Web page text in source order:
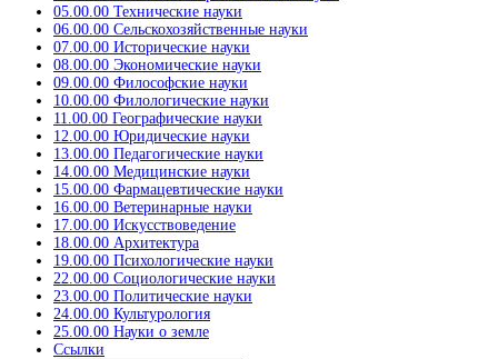
05.00.00 Технические науки
06.00.00 Сельскохозяйственные науки
07.00.00 Исторические науки
08.00.00 Экономические науки
09.00.00 Философские науки
10.00.00 Филологические науки
11.00.00 Географические науки
12.00.00 Юридические науки
13.00.00 Педагогические науки
14.00.00 Медицинские науки
15.00.00 Фармацевтические науки
16.00.00 Ветеринарные науки
17.00.00 Искусствоведение
18.00.00 Архитектура
19.00.00 Психологические науки
22.00.00 Социологические науки
23.00.00 Политические науки
24.00.00 Культурология
25.00.00 Науки о земле
Ссылки